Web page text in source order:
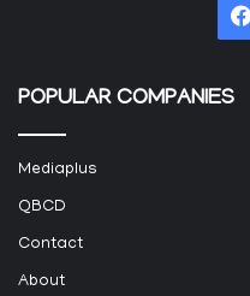
POPULAR COMPANIES
Mediaplus
QBCD
Contact
About